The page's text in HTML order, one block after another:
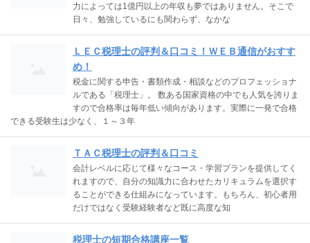
力によっては1億円以上の年収も夢ではありません。そこで
日々、勉強しているにも関わらず、なかな
ＬＥＣ税理士の評判＆口コミ！ＷＥＢ通信がおすす
め！
税金に関する申告・書類作成・相談などのプロフェッショナ
ルである「税理士」。 数ある国家資格の中でも人気を誇りま
すので合格率は毎年低い傾向があります。実際に一発で合格
できる受験生は少なく、１～３年
ＴＡＣ税理士の評判＆口コミ
会計レベルに応じて様々なコース・学習プランを提供してく
れますので、自分の知識力に合わせたカリキュラムを選択す
ることができる仕組みになっています。もちろん、初心者用
だけではなく受験経験者など既に高度な知
税理士の短期合格講座一覧